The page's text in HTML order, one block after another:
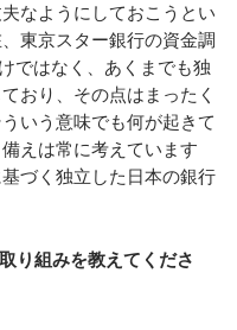
なようにしておこうとい
東京スター銀行の資金調
ではなく、あくまでも独
おり、その点はまったく
いう意味でも何が起きて
えは常に考えています
づく独立した日本の銀行
り組みを教えてくださ